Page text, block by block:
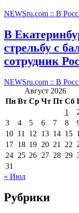
NEWSru.com :: В
В
стрельбу с
сотрудник
NEWSru.com :: В
Август 2026
Пн Вт Ср Чт Пт Сб
1
3
4 5 6 7 8
10 11 12 13 14 15
17 18 19 20 21 22
24 25 26 27 28 29
31
« Июл
Рубрики